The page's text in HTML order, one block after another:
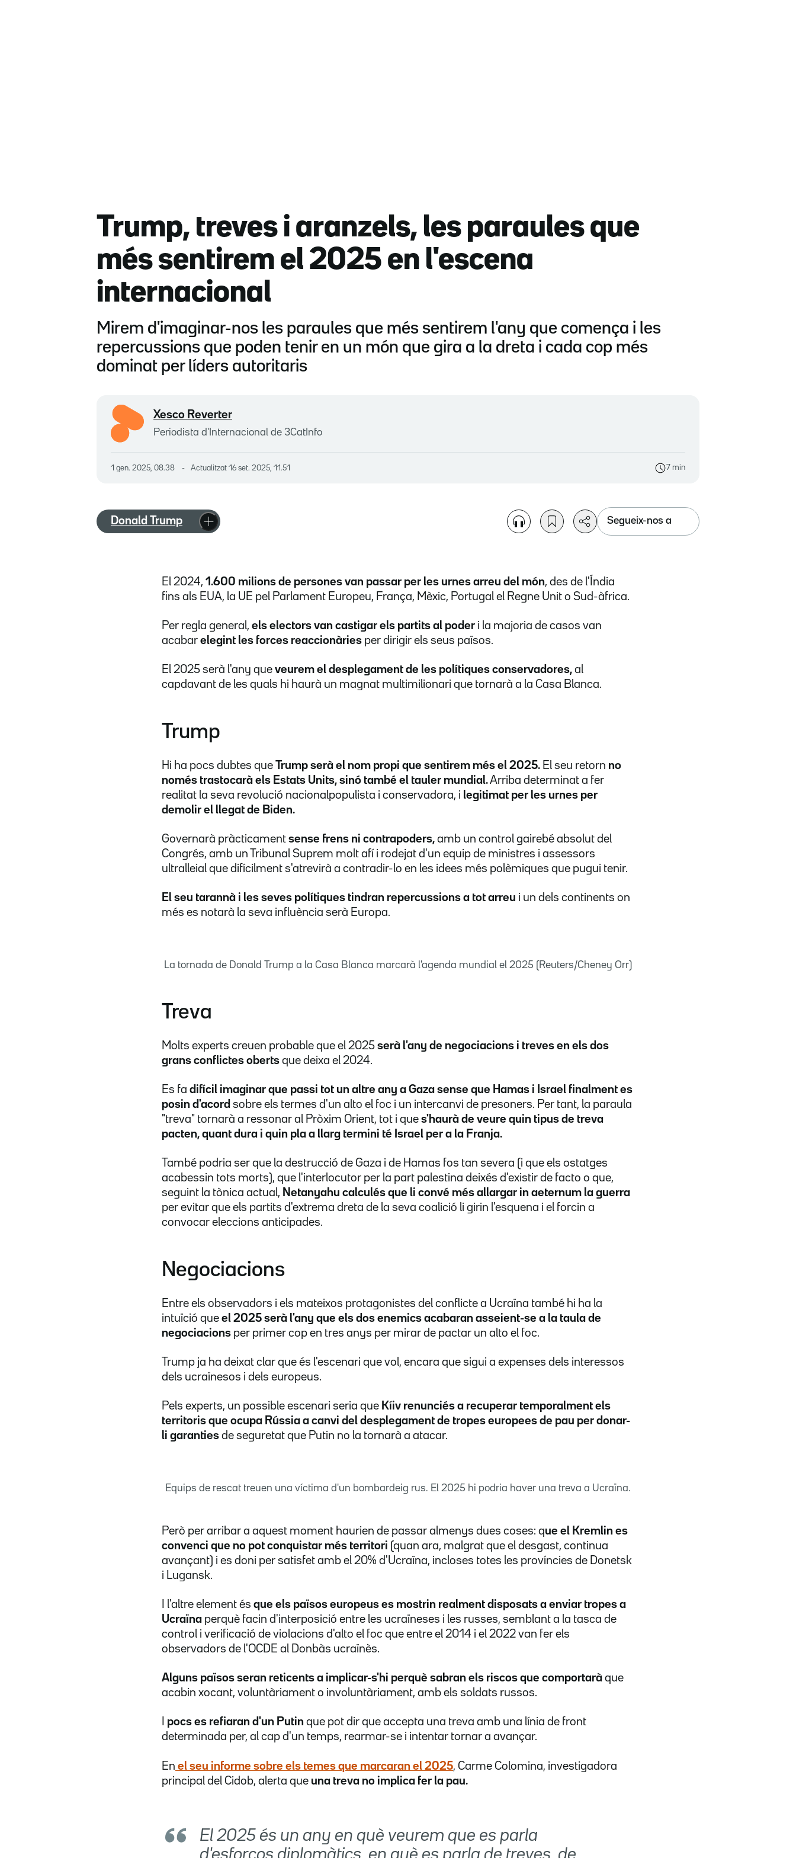
Trump, treves i aranzels, les paraules que
més sentirem el 2025 en l'escena
internacional
Mirem d'imaginar-nos les paraules que més sentirem l'any que comença i les
repercussions que poden tenir en un món que gira a la dreta i cada cop més
dominat per líders autoritaris
Xesco Reverter
Periodista d'Internacional de 3CatInfo
1 gen. 2025, 08.38 Actualitzat 16 set. 2025, 11.51 7 min
Donald Trump Segueix-nos a
El 2024, 1.600 milions de persones van passar per les urnes arreu del món, des de l'Índia
fins als EUA, la UE pel Parlament Europeu, França, Mèxic, Portugal el Regne Unit o Sud-àfrica.
Per regla general, els electors van castigar els partits al poder i la majoria de casos van
acabar elegint les forces reaccionàries per dirigir els seus països.
El 2025 serà l'any que veurem el desplegament de les polítiques conservadores, al
capdavant de les quals hi haurà un magnat multimilionari que tornarà a la Casa Blanca.
Trump
Hi ha pocs dubtes que Trump serà el nom propi que sentirem més el 2025. El seu retorn no
només trastocarà els Estats Units, sinó també el tauler mundial.Arriba determinat a fer
realitat la seva revolució nacionalpopulista i conservadora, i legitimat per les urnes per
demolir el llegat de Biden.
Governarà pràcticament sense frens ni contrapoders, amb un control gairebé absolut del
Congrés, amb un Tribunal Suprem molt afí i rodejat d'un equip de ministres i assessors
ultralleial que difícilment s'atrevirà a contradir-lo en les idees més polèmiques que pugui tenir.
El seu tarannà i les seves polítiques tindran repercussions a tot arreu i un dels continents on
més es notarà la seva influència serà Europa.
La tornada de Donald Trump a la Casa Blanca marcarà l'agenda mundial el 2025 (Reuters/Cheney Orr)
Treva
Molts experts creuen probable que el 2025 serà l'any de negociacions i treves en els dos
grans conflictes oberts que deixa el 2024.
Es fa difícil imaginar que passi tot un altre any a Gaza sense que Hamas i Israel finalment es
posin d'acord sobre els termes d'un alto el foc i un intercanvi de presoners. Per tant, la paraula
"treva" tornarà a ressonar al Pròxim Orient, tot i que s'haurà de veure quin tipus de treva
pacten, quant dura i quin pla a llarg termini té Israel per a la Franja.
També podria ser que la destrucció de Gaza i de Hamas fos tan severa (i que els ostatges
acabessin tots morts), que l'interlocutor per la part palestina deixés d'existir de facto o que,
seguint la tònica actual, Netanyahu calculés que li convé més allargar in aeternum la guerra
per evitar que els partits d'extrema dreta de la seva coalició li girin l'esquena i el forcin a
convocar eleccions anticipades.
Negociacions
Entre els observadors i els mateixos protagonistes del conflicte a Ucraïna també hi ha la
intuïció que el 2025 serà l'any que els dos enemics acabaran asseient-se a la taula de
negociacions per primer cop en tres anys per mirar de pactar un alto el foc.
Trump ja ha deixat clar que és l'escenari que vol, encara que sigui a expenses dels interessos
dels ucraïnesos i dels europeus.
Pels experts, un possible escenari seria que Kíiv renunciés a recuperar temporalment els
territoris que ocupa Rússia a canvi del desplegament de tropes europees de pau per donar-
li garanties de seguretat que Putin no la tornarà a atacar.
Equips de rescat treuen una víctima d'un bombardeig rus. El 2025 hi podria haver una treva a Ucraïna.
Però per arribar a aquest moment haurien de passar almenys dues coses: que el Kremlin es
convenci que no pot conquistar més territori (quan ara, malgrat que el desgast, continua
avançant) i es doni per satisfet amb el 20% d'Ucraïna, incloses totes les províncies de Donetsk
i Lugansk.
I l'altre element és que els països europeus es mostrin realment disposats a enviar tropes a
Ucraïna perquè facin d'interposició entre les ucraïneses i les russes, semblant a la tasca de
control i verificació de violacions d'alto el foc que entre el 2014 i el 2022 van fer els
observadors de l'OCDE al Donbàs ucraïnès.
Alguns països seran reticents a implicar-s'hi perquè sabran els riscos que comportarà que
acabin xocant, voluntàriament o involuntàriament, amb els soldats russos.
pocs es refiaran d'un Putin que pot dir que accepta una treva amb una línia de front
determinada per, al cap d'un temps, rearmar-se i intentar tornar a avançar.
En el seu informe sobre els temes que marcaran el 2025, Carme Colomina, investigadora
principal del Cidob, alerta que una treva no implica fer la pau.
El 2025 és un any en què veurem que es parla
d'esforços diplomàtics, en què es parla de treves, de